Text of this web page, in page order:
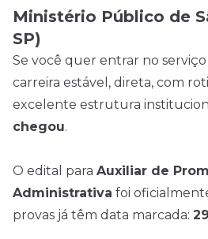
Ministério Público de
SP)
Se você quer entrar no
carreira estável, direta, com
excelente estrutura
chegou.
O edital para Auxiliar de
Administrativa foi
provas já têm data marcada: